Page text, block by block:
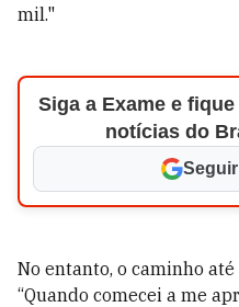
mil."
Siga a Exame e
notícias do
No entanto, o caminho
“Quando comecei a me